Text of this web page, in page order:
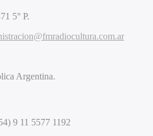
5° P.
Argentina.
9 11 5577 1192